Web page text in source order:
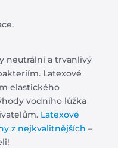
neutrální a trvanlivý
Latexové
elastického
vodního lůžka
Latexové
z nejkvalitnějších –